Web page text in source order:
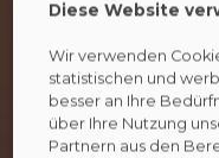
Diese Website
Wir verwenden
statistischen und
besser an Ihre
über Ihre Nutzung
Partnern aus den